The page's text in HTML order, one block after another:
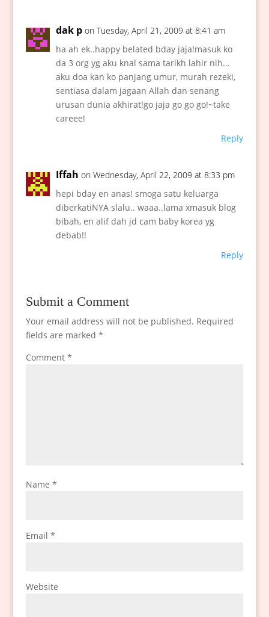
dak p on Tuesday, April 21, 2009 at 8:41 am
ha ah ek..happy belated bday jaja!masuk ko
da 3 org yg aku knal sama tarikh lahir nih…
aku doa kan ko panjang umur, murah rezeki,
sentiasa dalam jagaan Allah dan senang
urusan dunia akhirat!go jaja go go go!~take
careee!
Reply
Iffah on Wednesday, April 22, 2009 at 8:33 pm
hepi bday en anas! smoga satu keluarga
diberkatiNYA slalu.. waaa..lama xmasuk blog
bibah, en alif dah jd cam baby korea yg
debab!!
Reply
Submit a Comment
Your email address will not be published. Required
fields are marked *
Comment *
Name *
Email *
Website